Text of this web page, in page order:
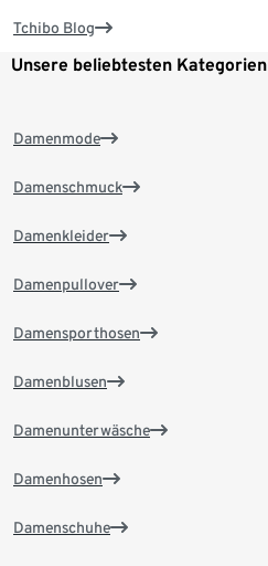
Tchibo Blog
Unsere beliebtesten Kategorien
Damenmode
Damenschmuck
Damenkleider
Damenpullover
Damensporthosen
Damenblusen
Damenunterwäsche
Damenhosen
Damenschuhe